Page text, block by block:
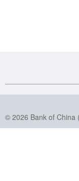
© 2026 Bank of China